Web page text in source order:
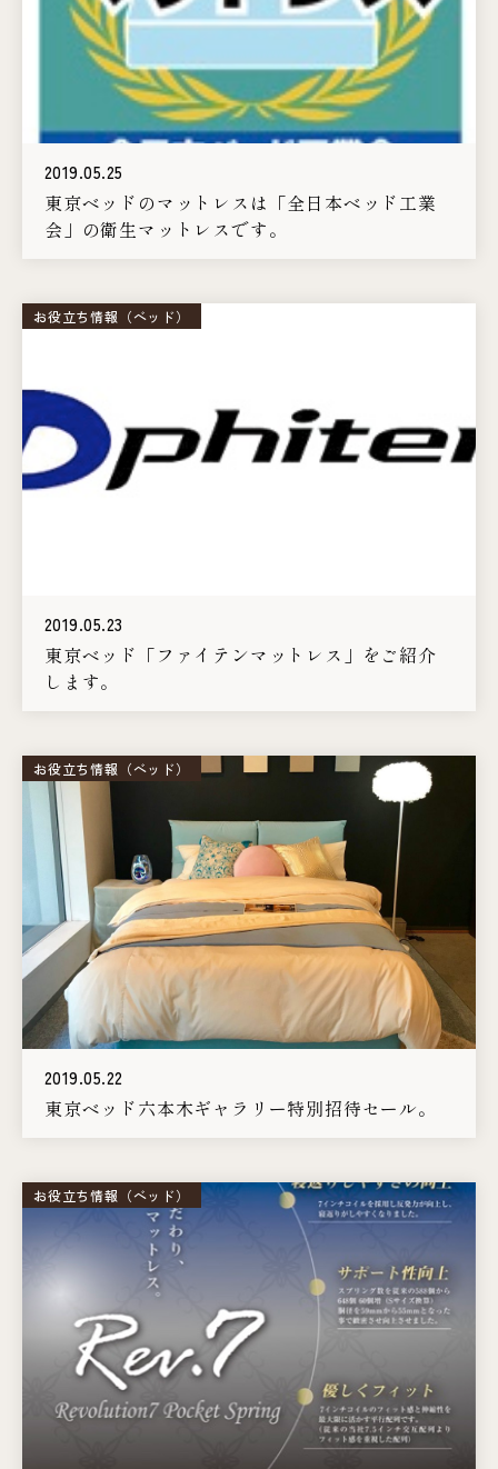
2019.05.25
東京ベッドのマットレスは「全日本ベッド工業
会」の衛生マットレスです。
お役立ち情報（ベッド）
2019.05.23
東京ベッド「ファイテンマットレス」をご紹介
します。
お役立ち情報（ベッド）
2019.05.22
東京ベッド六本木ギャラリー特別招待セール。
お役立ち情報（ベッド）